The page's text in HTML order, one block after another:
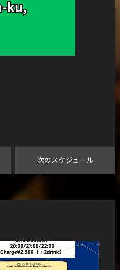
次のスケジュール